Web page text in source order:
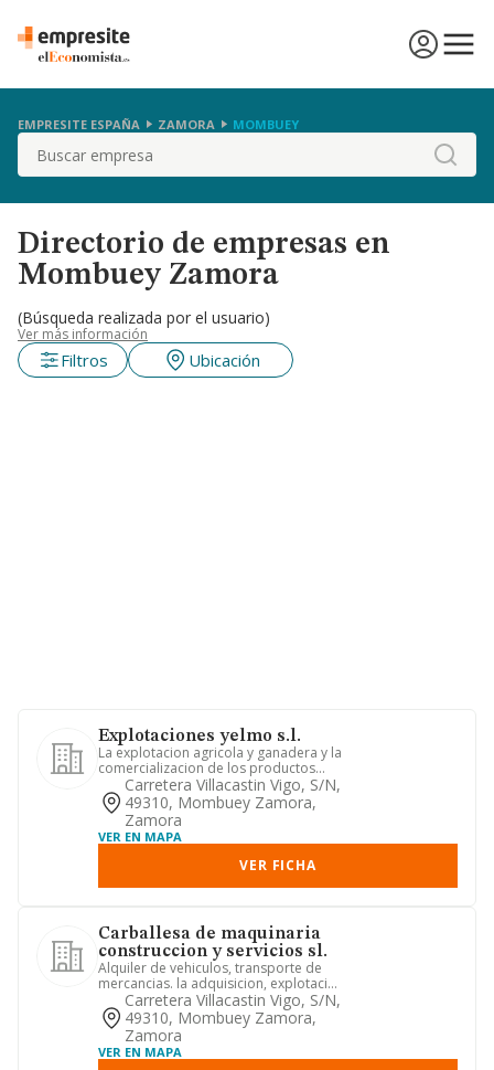
EMPRESITE ESPAÑA ZAMORA MOMBUEY
Buscar
Directorio de empresas en
Mombuey Zamora
(Búsqueda realizada por el usuario)
Ver más información
Filtros Ubicación
Explotaciones yelmo s.l.
La explotacion agricola y ganadera y la
comercializacion de los productos
obtenidos.
Carretera Villacastin Vigo, S/n,
49310, Mombuey Zamora,
Zamora
VER EN MAPA
VER FICHA
Carballesa de maquinaria
construccion y servicios sl.
Alquiler de vehiculos, transporte de
mercancias. la adquisicion, explotacion
de inmuebles. movimien...
Carretera Villacastin Vigo, S/n,
49310, Mombuey Zamora,
Zamora
VER EN MAPA